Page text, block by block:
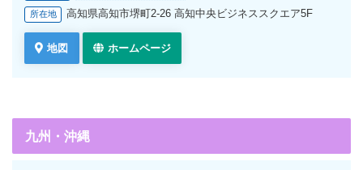
所在地 高知県高知市堺町2-26 高知中央ビジネススクエア5F
地図 ホームページ
九州・沖縄